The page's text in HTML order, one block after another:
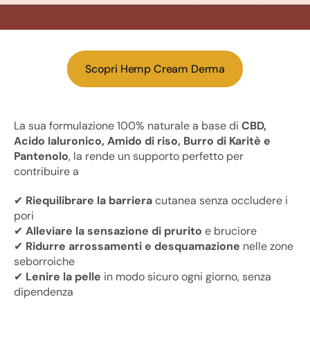
Scopri Hemp Cream Derma
La sua formulazione 100% naturale a base di CBD,
Acido Ialuronico, Amido di riso, Burro di Karitè e
Pantenolo, la rende un supporto perfetto per
contribuire a
✔ Riequilibrare la barrieracutanea senza occludere i
pori
✔ Alleviare la sensazione di prurito e bruciore
✔ Ridurre arrossamenti e desquamazione nelle zone
seborroiche
✔ Lenire la pelle in modo sicuro ogni giorno, senza
dipendenza